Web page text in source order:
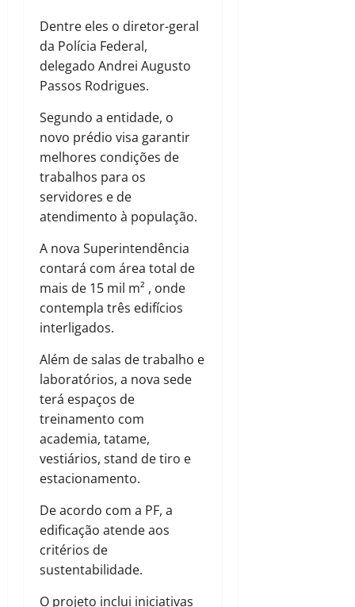
Dentre eles o diretor-geral
da Polícia Federal,
delegado Andrei Augusto
Passos Rodrigues.
Segundo a entidade, o
novo prédio visa garantir
melhores condições de
trabalhos para os
servidores e de
atendimento à população.
A nova Superintendência
contará com área total de
mais de 15 mil m² , onde
contempla três edifícios
interligados.
Além de salas de trabalho e
laboratórios, a nova sede
terá espaços de
treinamento com
academia, tatame,
vestiários, stand de tiro e
estacionamento.
De acordo com a PF, a
edificação atende aos
critérios de
sustentabilidade.
O projeto inclui iniciativas